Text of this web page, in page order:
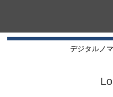
デジタルノ